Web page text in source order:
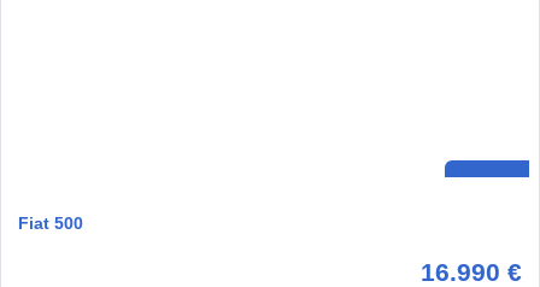
Fiat 500
16.990 €